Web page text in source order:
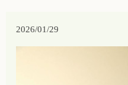
2026/01/29